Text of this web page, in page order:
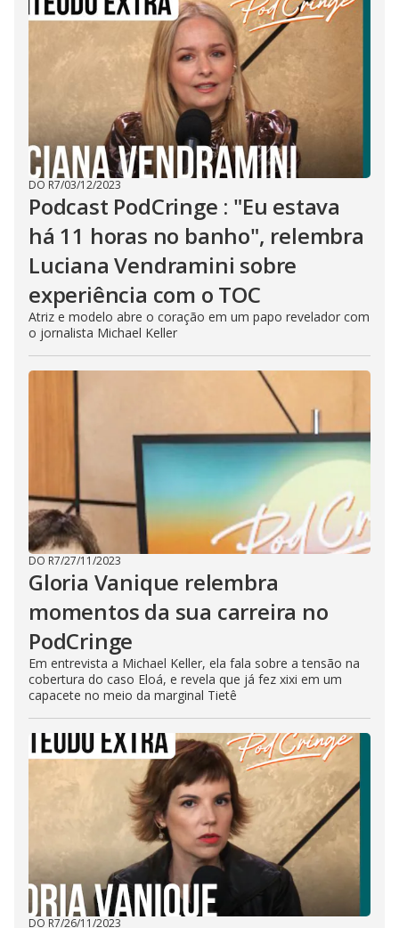
DO R7/03/12/2023
Podcast PodCringe : "Eu estava
há 11 horas no banho", relembra
Luciana Vendramini sobre
experiência com o TOC
Atriz e modelo abre o coração em um papo revelador com
o jornalista Michael Keller
DO R7/27/11/2023
Gloria Vanique relembra
momentos da sua carreira no
PodCringe
Em entrevista a Michael Keller, ela fala sobre a tensão na
cobertura do caso Eloá, e revela que já fez xixi em um
capacete no meio da marginal Tietê
DO R7/26/11/2023